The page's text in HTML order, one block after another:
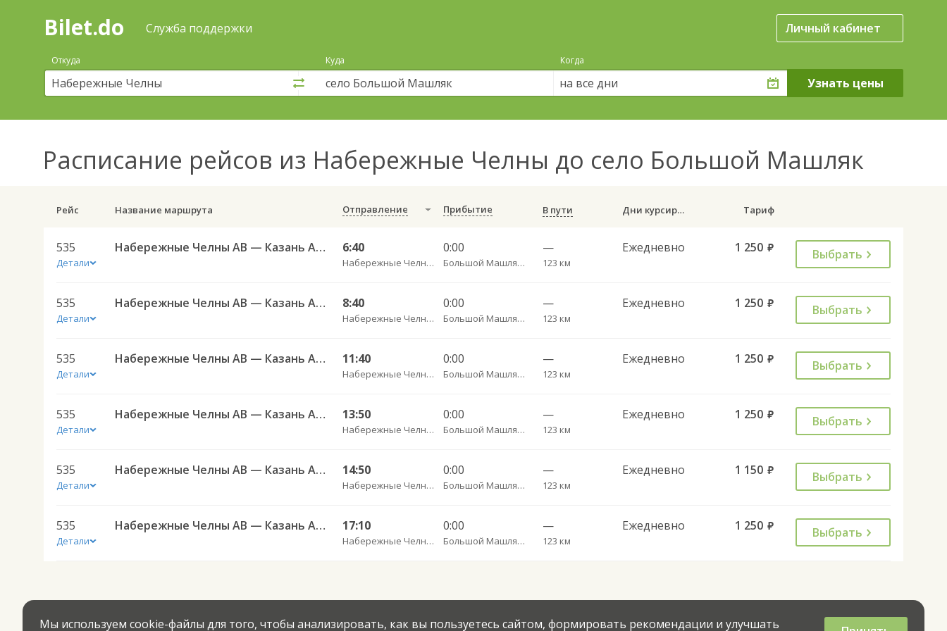
Поиск
покупка
билетов
автобус
онлайн
Bilet.do Служба поддержки Личный кабинет
Откуда Куда Когда
на все дни
Расписание рейсов из Набережные Челны до село Большой Машляк
Рейс Название маршрута Отправление Прибытие В пути Дни курсирования Тариф
535
Детали
Набережные Челны АВ — Казань АВ Восточный 535 6:40
Набережные Челны АВ
0:00
Большой Машляк с. пов.
—
123 км
Ежедневно 1 250 руб. Выбрать
535
Детали
Набережные Челны АВ — Казань АВ Восточный 535 8:40
Набережные Челны АВ
0:00
Большой Машляк с. пов.
—
123 км
Ежедневно 1 250 руб. Выбрать
535
Детали
Набережные Челны АВ — Казань АВ Восточный 535 11:40
Набережные Челны АВ
0:00
Большой Машляк с. пов.
—
123 км
Ежедневно 1 250 руб. Выбрать
535
Детали
Набережные Челны АВ — Казань АВ Восточный 535 13:50
Набережные Челны АВ
0:00
Большой Машляк с. пов.
—
123 км
Ежедневно 1 250 руб. Выбрать
535
Детали
Набережные Челны АВ — Казань АВ Восточный 535 14:50
Набережные Челны АВ
0:00
Большой Машляк с. пов.
—
123 км
Ежедневно 1 150 руб. Выбрать
535
Детали
Набережные Челны АВ — Казань АВ Восточный 535 17:10
Набережные Челны АВ
0:00
Большой Машляк с. пов.
—
123 км
Ежедневно 1 250 руб. Выбрать
Мы используем cookie-файлы для того, чтобы анализировать, как вы пользуетесь сайтом, формировать рекомендации и улучшать